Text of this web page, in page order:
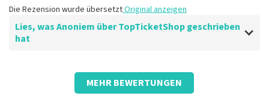
Die Rezension wurde übersetztOriginal anzeigen
Lies, was Anoniem über TopTicketShop geschrieben
hat
Bewertung von Anoniem überTopTicketShop
MEHR BEWERTUNGEN